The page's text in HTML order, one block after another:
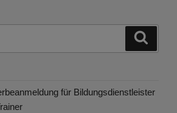
für Bildungsdienstleister